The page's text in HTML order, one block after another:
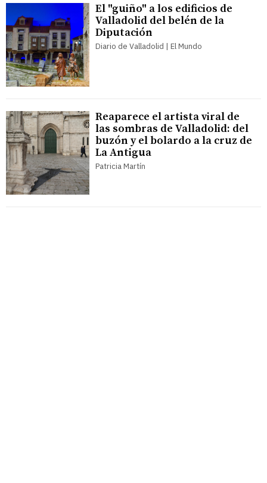
El "guiño" a los edificios de
Valladolid del belén de la
Diputación
Diario de Valladolid | El Mundo
Reaparece el artista viral de
las sombras de Valladolid: del
buzón y el bolardo a la cruz de
La Antigua
Patricia Martín